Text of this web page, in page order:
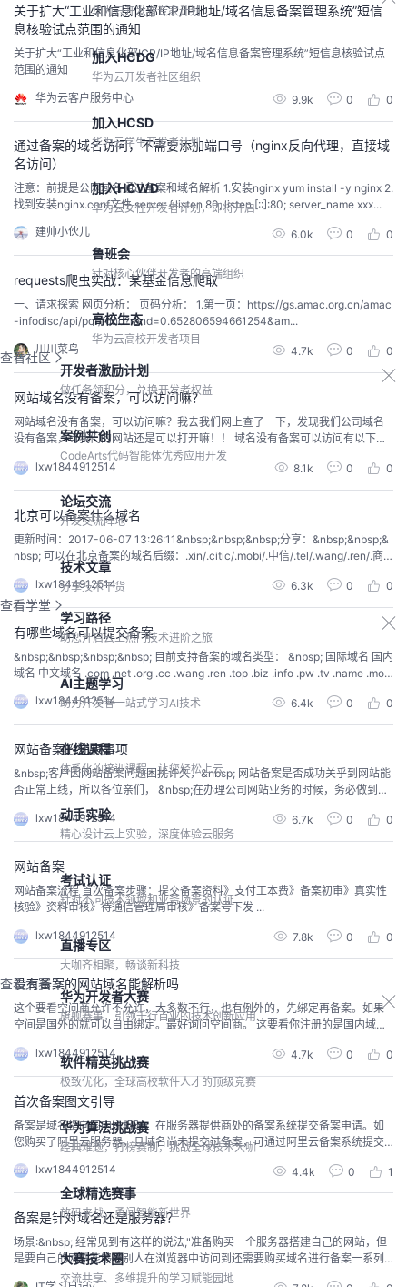
华为云开发者专家计划
加入HCDG
华为云开发者社区组织
加入HCSD
华为云学生开发者计划
加入HCWD
华为云女性开发者计划，即将开启
鲁班会
针对核心伙伴开发者的高端组织
高校生态
华为云高校开发者项目
查看社区
开发者激励计划
做任务领积分，兑换开发者权益
案例共创
CodeArts代码智能体优秀应用开发
论坛交流
开发交流阵地
技术文章
分享技术干货
查看学堂
学习路径
助您开启云上热门技术进阶之旅
AI主题学习
助力开发者一站式学习AI技术
在线课程
体系化的培训课程，让您轻松上云
动手实验
精心设计云上实验，深度体验云服务
考试认证
针对不同技术领域和业务场景的认证
直播专区
大咖齐相聚，畅谈新科技
查看大赛
华为开发者大赛
旗舰赛事，引领千行百业的技术创新应用
软件精英挑战赛
极致优化，全球高校软件人才的顶级竞赛
华为算法挑战赛
经典难题，打榜赛制，挑战全球技术大咖
全球精选赛事
放码来战，勇闯智能新世界
大赛技术圈
交流共享、多维提升的学习赋能园地
关于扩大“工业和信息化部ICP/IP地址/域名信息备案管理系统”短信
息核验试点范围的通知
关于扩大“工业和信息化部ICP/IP地址/域名信息备案管理系统”短信息核验试点
范围的通知
华为云客户服务中心 9.9k 0 0
通过备案的域名访问，不需要添加端口号（nginx反向代理，直接域
名访问）
注意：前提是公网域名通过备案和域名解析 1.安装nginx yum install -y nginx 2.
找到安装nginx.conf文件 server { listen 80; listen [::]:80; server_name xxx...
建帅小伙儿 6.0k 0 0
requests爬虫实战：某基金信息爬取
一、请求探索 网页分析： 页码分析： 1.第一页：https://gs.amac.org.cn/amac
-infodisc/api/pof/fund?rand=0.652806594661254&am...
川川菜鸟 4.7k 0 0
网站域名没有备案，可以访问嘛？
网站域名没有备案，可以访问嘛？我去我们网上查了一下，发现我们公司域名
没有备案，可我们的网站还是可以打开嘛！！ 域名没有备案可以访问有以下几
种情况： 1、用的是海外空间 2、该域名原来有备案号，但目前被工信部清除
了。这种情况过段时间被查到还是要重新备案的，或者转移到海外空间 3、域
名作为出售页或者停放用途可...
lxw1844912514 8.1k 0 0
北京可以备案什么域名
更新时间：2017-06-07 13:26:11&nbsp;&nbsp;&nbsp;分享：&nbsp;&nbsp;&
nbsp; 可以在北京备案的域名后缀：.xin/.citic/.mobi/.中信/.tel/.wang/.ren/.商
城/.网址/.com/.cn/.net/.cc/.tv/.top...
lxw1844912514
6.3k 0 0
有哪些域名可以提交备案
&nbsp;&nbsp;&nbsp;&nbsp; 目前支持备案的域名类型： &nbsp; 国际域名 国内
域名 中文域名 .com .net .org .cc .wang .ren .top .biz .info .pw .tv .name .mobi
.xyz .club .vip ....
lxw1844912514
6.4k 0 0
网站备案的注意事项
&nbsp;客户因网站备案问题困扰许久，&nbsp; 网站备案是否成功关乎到网站能
否正常上线，所以各位亲们， &nbsp;在办理公司网站业务的时候，务必做到备
案正规化，严格化，细致化。做到这个要注意以下一些方面： &nbsp; &nbsp; &
nbsp; &nbsp; &nb...
lxw1844912514 6.7k 0 0
网站备案
网站备案流程 首次备案步骤：提交备案资料》支付工本费》备案初审》真实性
核验》资料审核》待通信管理局审核》备案号下发 ...
lxw1844912514 7.8k 0 0
没有备案的网站域名能解析吗
这个要看空间商允许不允许，大多数不行，也有例外的，先绑定再备案。如果
空间是国外的就可以自由绑定。最好询问空间商。 这要看你注册的是国内域名
案是可以做解析的，但是不能解析到国内服务器，可以解析到 美国 台湾 香港地
区 不能用国内的解析服务器，如果服务机构能提...
lxw1844912514 4.7k 0 0
首次备案图文引导
备案是域名指向国内主机时，在服务器提供商处的备案系统提交备案申请。如
您购买了阿里云服务器，且域名尚未提交过备案，可通过阿里云备案系统提交
写备案信息，并提交至备案初审。 该操作中需要上传电子版证件资料： 个人备
案请提前准备好个人证件扫...
lxw1844912514 4.4k 0 1
备案是针对域名还是服务器？
场景:&nbsp; 经常见到有这样的说法,"准备购买一个服务器搭建自己的网站，但
是要自己的网站能够被别人在浏览器中访问到还需要购买域名进行备案一系列
的”,那么，这里的备案是指域名备案还是服务器备案呢？感觉总会分辨不清楚！